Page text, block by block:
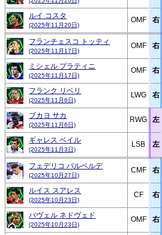
ルイ コスタ
(2025年11月20日)
OMF 右
フランチェスコ トッティ
(2025年11月17日)
OMF 右
ミシェル プラティニ
(2025年11月17日)
OMF 右
フランク リベリ
(2025年11月6日)
LWG 右
ブカヨ サカ
(2025年11月6日)
RWG 左
ギャレス ベイル
(2025年11月3日)
LSB 左
フェデリコ バルベルデ
(2025年10月27日)
CMF 右
ルイス スアレス
(2025年10月23日)
CF 右
パヴェル ネドヴェド
(2025年10月23日)
OMF 右